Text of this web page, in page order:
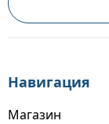
Навигация
Магазин